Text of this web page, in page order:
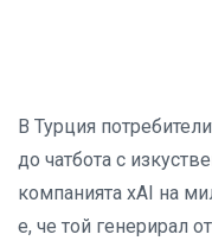
В Турция
до чатбота с
компанията xAI на
е, че той генерирал